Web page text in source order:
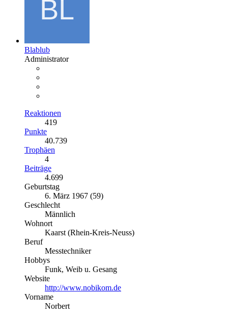
Blablub
Administrator
Reaktionen
419
Punkte
40.739
Trophäen
4
Beiträge
4.699
Geburtstag
6. März 1967 (59)
Geschlecht
Männlich
Wohnort
Kaarst (Rhein-Kreis-Neuss)
Beruf
Messtechniker
Hobbys
Funk, Weib u. Gesang
Website
http://www.nobikom.de
Vorname
Norbert